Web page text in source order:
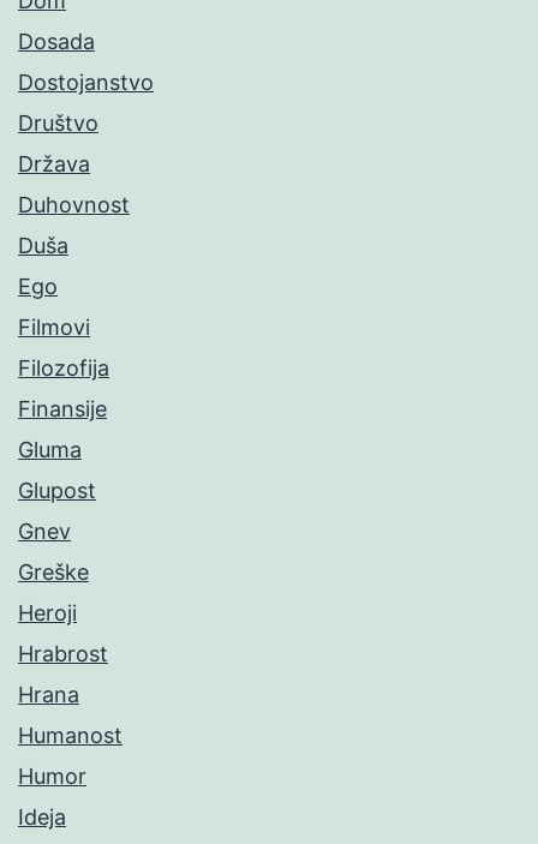
Dosada
Dostojanstvo
Društvo
Država
Duhovnost
Duša
Ego
Filmovi
Filozofija
Finansije
Gluma
Glupost
Gnev
Greške
Heroji
Hrabrost
Hrana
Humanost
Humor
Ideja